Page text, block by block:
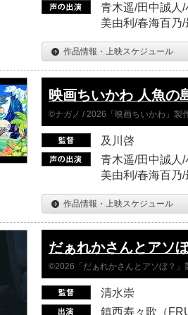
青木遥/田中誠人
美由利/春海百乃
作品情報・上映スケジュール
映画ちいかわ 人魚の
©ナガノ / 2026「映画ちいかわ」製
及川啓
青木遥/田中誠人
美由利/春海百乃
作品情報・上映スケジュール
だぁれかさんとアソ
©2026「だぁれかさんとアソぼ？」
清水崇
鎮西寿々歌（